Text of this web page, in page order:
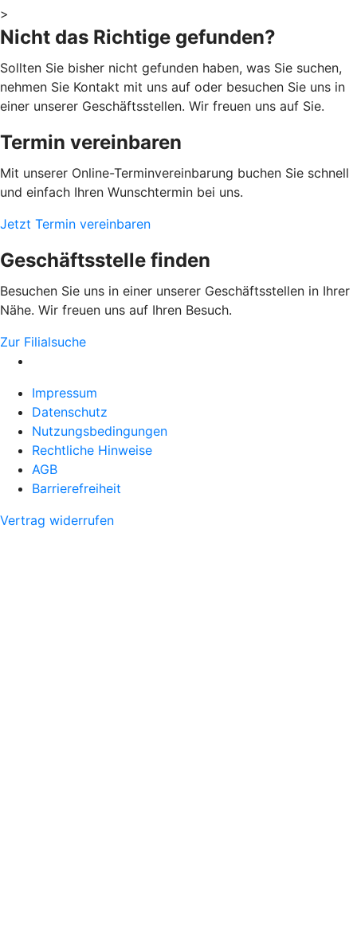
>
Nicht das Richtige gefunden?
Sollten Sie bisher nicht gefunden haben, was Sie suchen,
nehmen Sie Kontakt mit uns auf oder besuchen Sie uns in
einer unserer Geschäftsstellen. Wir freuen uns auf Sie.
Termin vereinbaren
Mit unserer Online-Terminvereinbarung buchen Sie schnell
und einfach Ihren Wunschtermin bei uns.
Jetzt Termin vereinbaren
Geschäftsstelle finden
Besuchen Sie uns in einer unserer Geschäftsstellen in Ihrer
Nähe. Wir freuen uns auf Ihren Besuch.
Zur Filialsuche
Impressum
Datenschutz
Nutzungsbedingungen
Rechtliche Hinweise
AGB
Barrierefreiheit
Vertrag widerrufen